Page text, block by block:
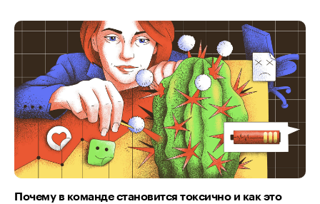
Почему в команде становится токсично и как это